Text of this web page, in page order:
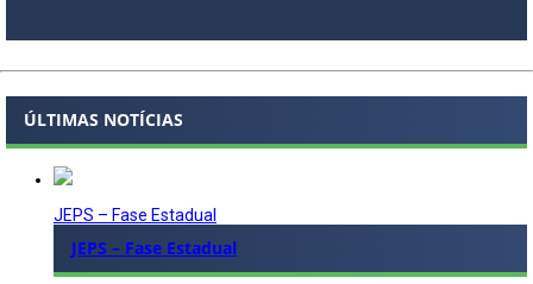
ÚLTIMAS NOTÍCIAS
JEPS – Fase Estadual
JEPS – Fase Estadual